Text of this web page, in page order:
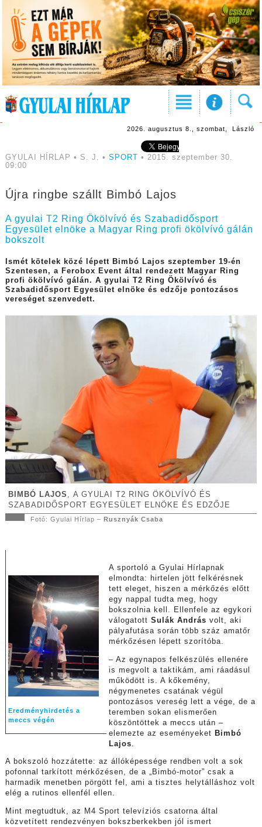
2026. augusztus 8., szombat, László
GYULAI HÍRLAP • S. J. • SPORT
• 2015. szeptember 30.
09:00
Újra ringbe szállt Bimbó Lajos
A gyulai T2 Ring Ökölvívó és Szabadidősport
Egyesület elnöke a Magyar Ring profi ökölvívó gálán
bokszolt
Ismét kötelek közé lépett Bimbó Lajos szeptember 19-én
Szentesen, a Ferobox Event által rendezett Magyar Ring
profi ökölvívó gálán. A gyulai T2 Ring Ökölvívó és
Szabadidősport Egyesület elnöke és edzője pontozásos
vereséget szenvedett.
BIMBÓ LAJOS , A GYULAI T2 RING ÖKÖLVÍVÓ ÉS
SZABADIDŐSPORT EGYESÜLET ELNÖKE ÉS EDZŐJE
Fotó: Gyulai Hírlap – Rusznyák Csaba
Eredményhirdetés a
meccs végén
A sportoló a Gyulai Hírlapnak
elmondta: hirtelen jött felkérésnek
tett eleget, hiszen a mérkőzés előtt
egy nappal tudta meg, hogy
bokszolnia kell. Ellenfele az egykori
válogatottSulák András volt, aki
pályafutása során több száz amatőr
mérkőzésen lépett szorítóba.
– Az egynapos felkészülés ellenére
is megvolt a taktikám, ami ráadásul
működött is. A kőkemény,
négymenetes csatának végül
pontozásos vereség lett a vége, de a
teremben sokan elismerően
köszöntöttek a meccs után –
elemezte az eseményeket Bimbó
Lajos
A bokszoló hozzátette: az állóképessége rendben volt a sok
pofonnal tarkított mérkőzésen, de a „Bimbó-motor” csak a
harmadik menetben pörgött fel, ami a tisztes helytálláshoz volt
elég a rutinos ellenfél ellen.
Mint megtudtuk, az M4 Sport televíziós csatorna által
közvetített rendezvényen bokszberkekben jól ismert